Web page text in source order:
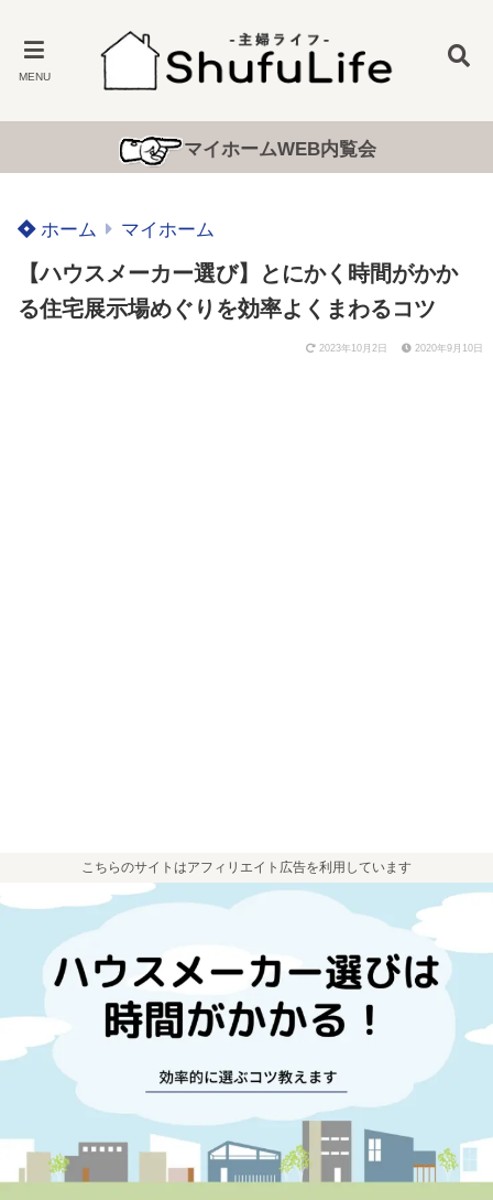
MENU
マイホームWEB内覧会
ホーム マイホーム
【ハウスメーカー選び】とにかく時間がかか
る住宅展示場めぐりを効率よくまわるコツ
2023年10月2日 2020年9月10日